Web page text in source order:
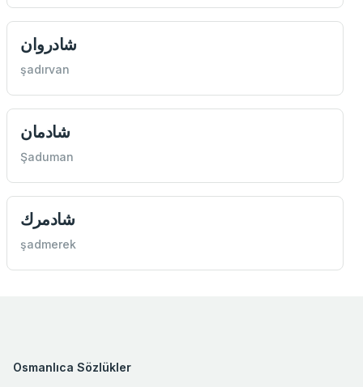
شادروان
şadırvan
شادمان
Şaduman
شادمرك
şadmerek
Osmanlıca Sözlükler